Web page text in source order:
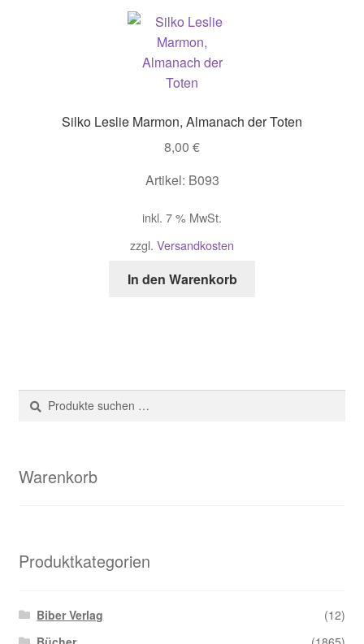
Silko Leslie Marmon, Almanach der Toten
8,00 €
Artikel: B093
inkl. 7 % MwSt.
zzgl. Versandkosten
In den Warenkorb
Suche
nach:
Suchen
Warenkorb
Produktkategorien
Biber Verlag
(12)